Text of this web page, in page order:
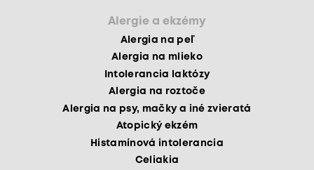
Alergie a ekzémy
Alergia na peľ
Alergia na mlieko
Intolerancia laktózy
Alergia na roztoče
Alergia na psy, mačky a iné zvieratá
Atopický ekzém
Histamínová intolerancia
Celiakia